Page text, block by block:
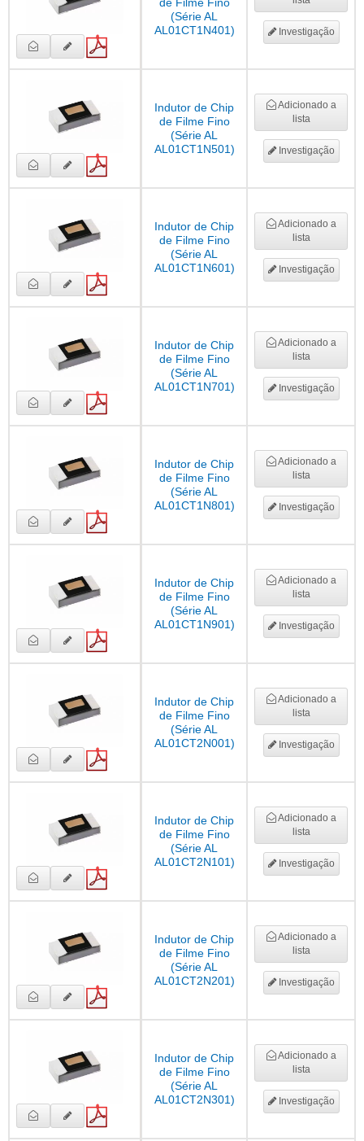
(Série AL
AL01CT1N401)
Investigação
Indutor de Chip
de Filme Fino
(Série AL
AL01CT1N501)
Adicionado a
lista
Investigação
Indutor de Chip
de Filme Fino
(Série AL
AL01CT1N601)
Adicionado a
lista
Investigação
Indutor de Chip
de Filme Fino
(Série AL
AL01CT1N701)
Adicionado a
lista
Investigação
Indutor de Chip
de Filme Fino
(Série AL
AL01CT1N801)
Adicionado a
lista
Investigação
Indutor de Chip
de Filme Fino
(Série AL
AL01CT1N901)
Adicionado a
lista
Investigação
Indutor de Chip
de Filme Fino
(Série AL
AL01CT2N001)
Adicionado a
lista
Investigação
Indutor de Chip
de Filme Fino
(Série AL
AL01CT2N101)
Adicionado a
lista
Investigação
Indutor de Chip
de Filme Fino
(Série AL
AL01CT2N201)
Adicionado a
lista
Investigação
Indutor de Chip
de Filme Fino
(Série AL
AL01CT2N301)
Adicionado a
lista
Investigação